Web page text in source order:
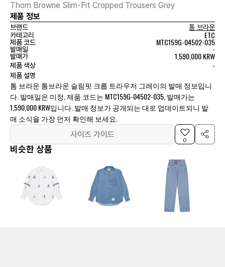
Thom Browne Slim-Fit Cropped Trousers Grey
제품 정보
브랜드
톰 브라운
카테고리
ETC
제품 코드 MTC159G-04502-035
발매일 -
발매가 1,590,000 KRW
제품 색상 -
제품 설명
톰 브라운 톰브라운 슬림핏 크롭 트라우저 그레이의 발매 정보입니
다. 발매일은 미정, 제품 코드는 MTC159G-04502-035, 발매가는
1,590,000 KRW입니다. 발매 정보가 공개되는 대로 업데이트되니 발
매 소식을 가장 먼저 확인해 보세요.
사이즈 가이드
0
비슷한 상품